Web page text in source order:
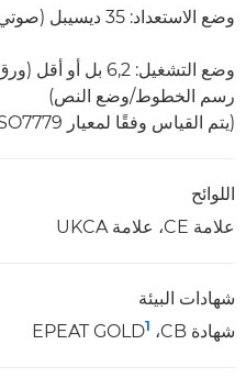
وضع الاستعداد: 35 ديسيبل (صوتي) أو أقل
وضع التشغيل: 6,2
رسم الخطوط/وضع النص)
(يتم القياس وفقًا لمعيار ISO7779)
اللوائح
علامة CE، علامة UKCA
شهادات البيئة
شهادة CB،‏ EPEAT GOLD
1